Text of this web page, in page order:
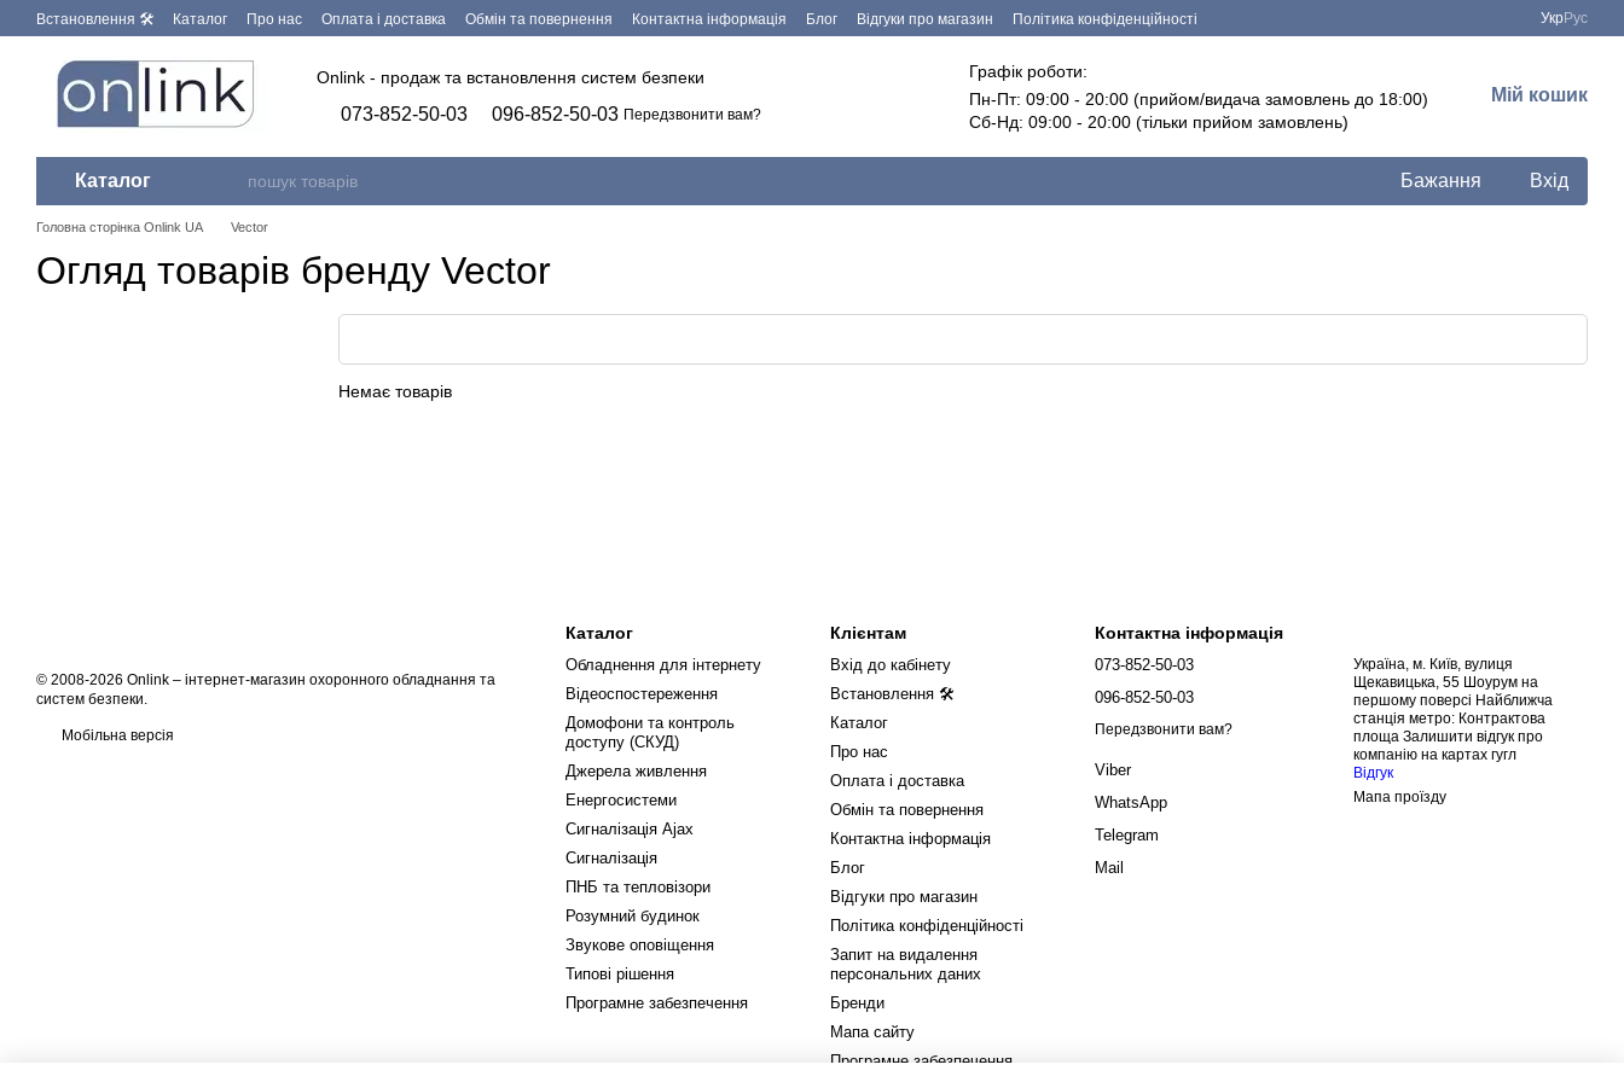
Перейти до основного контенту
Встановлення 🛠 Каталог Про нас Оплата і доставка Обмін та повернення Контактна інформація Блог Відгуки про магазин
Політика конфіденційності
Укр Рус
Onlink - продаж та встановлення систем безпеки
073-852-50-03 096-852-50-03 Передзвонити вам?
Графік роботи:
Пн-Пт: 09:00 - 20:00 (прийом/видача замовлень до 18:00)
Сб-Нд: 09:00 - 20:00 (тільки прийом замовлень)
Мій кошик
Каталог Бажання Вхід
Головна сторінка Onlink UA Vector
Огляд товарів бренду Vector
Немає товарів
© 2008-2026 Onlink – інтернет-магазин охоронного обладнання та
систем безпеки.
Мобільна версія
Каталог
Обладнення для інтернету
Відеоспостереження
Домофони та контроль
доступу (СКУД)
Джерела живлення
Енергосистеми
Сигналізація Ajax
Сигналізація
ПНБ та тепловізори
Розумний будинок
Звукове оповіщення
Типові рішення
Програмне забезпечення
Клієнтам
Вхід до кабінету
Встановлення 🛠
Каталог
Про нас
Оплата і доставка
Обмін та повернення
Контактна інформація
Блог
Відгуки про магазин
Політика конфіденційності
Запит на видалення
персональних даних
Бренди
Мапа сайту
Програмне забезпечення
Контактна інформація
073-852-50-03
096-852-50-03
Передзвонити вам?
Viber
WhatsApp
Telegram
Mail
Україна, м. Київ, вулиця
Щекавицька, 55 Шоурум на
першому поверсі Найближча
станція метро: Контрактова
площа Залишити відгук про
компанію на картах гугл
Відгук
Мапа проїзду